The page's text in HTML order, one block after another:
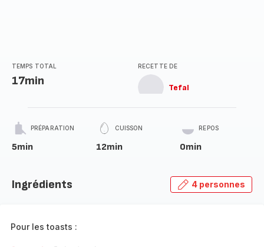
TEMPS TOTAL
17min
RECETTE DE
Tefal
PRÉPARATION
5min
CUISSON
12min
REPOS
0min
Ingrédients 4 personnes
Pour les toasts :